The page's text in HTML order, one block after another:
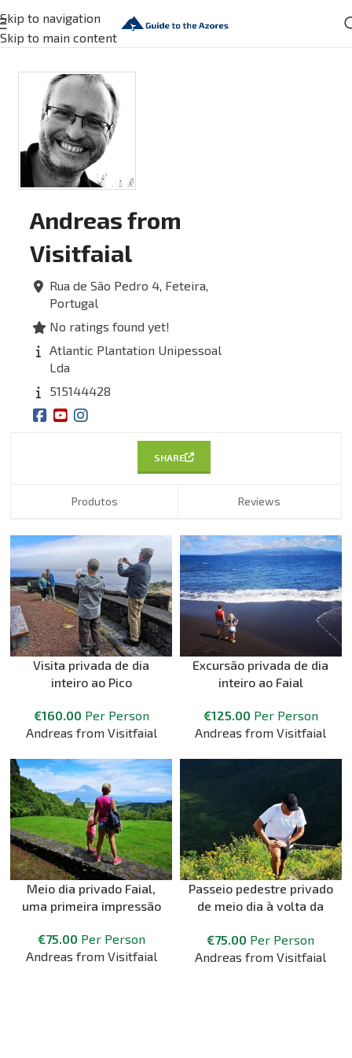
Skip to navigation
Skip to main content
Andreas from
Visitfaial
Rua de São Pedro 4, Feteira,
Portugal
No ratings found yet!
Atlantic Plantation Unipessoal
Lda
515144428
SHARE
Produtos Reviews
Visita privada de dia
inteiro ao Pico
€160.00 Per Person
Andreas from Visitfaial
Excursão privada de dia
inteiro ao Faial
€125.00 Per Person
Andreas from Visitfaial
Meio dia privado Faial,
uma primeira impressão
€75.00 Per Person
Andreas from Visitfaial
Passeio pedestre privado
de meio dia à volta da
€75.00 Per Person
Andreas from Visitfaial